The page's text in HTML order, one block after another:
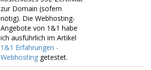
zur Domain (sofern
nötig). Die Webhosting-
Angebote von 1&1 habe
ich ausführlich im Artikel
1&1 Erfahrungen -
Webhosting getestet.